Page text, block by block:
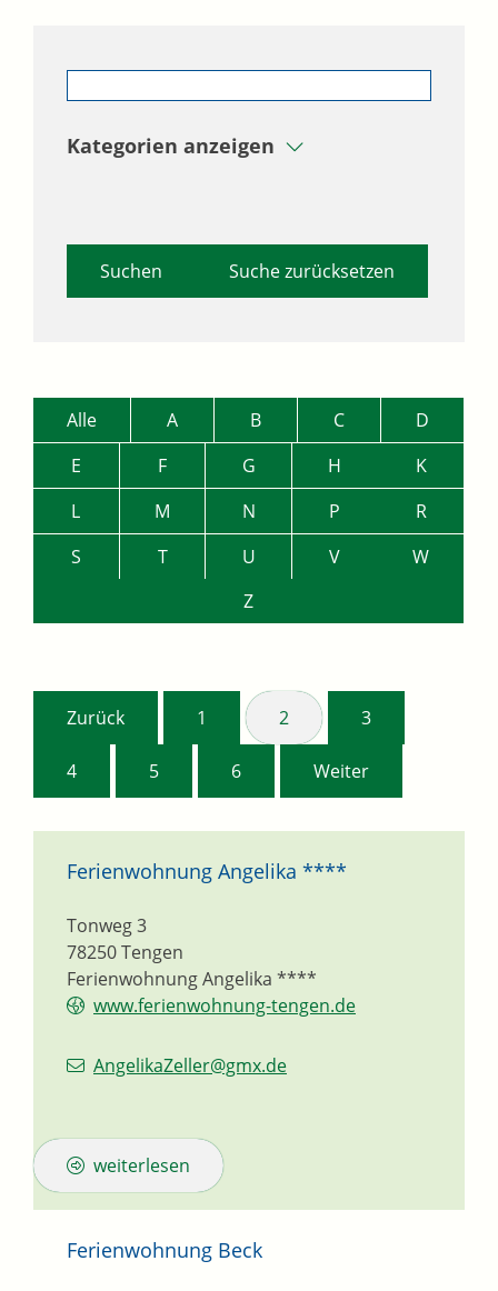
Kategorien anzeigen
Suche zurücksetzen
Alle A B C
D
E
F G H
K
L
M N P
R
S
T U V
W
Z
Zurück 1 2 3
4 5 6 Weiter
Ferienwohnung Angelika ****
Ferienwohnung Angelika ****
Tonweg 3
78250Tengen
www.ferienwohnung-tengen.de
AngelikaZeller@gmx.de
weiterlesen
Ferienwohnung Beck